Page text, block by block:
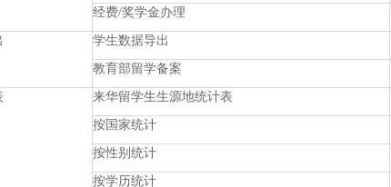
经费/奖学金办理
学生数据导出
教育部留学备案
来华留学生生源地统计表
按国家统计
按性别统计
按学历统计